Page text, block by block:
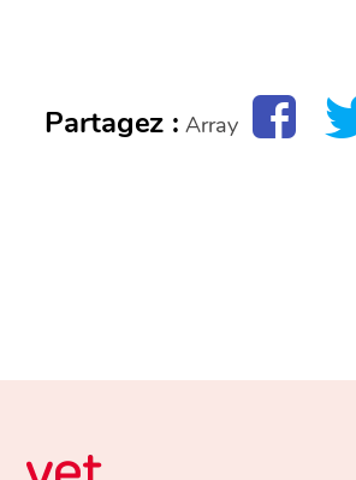
Partagez : Array